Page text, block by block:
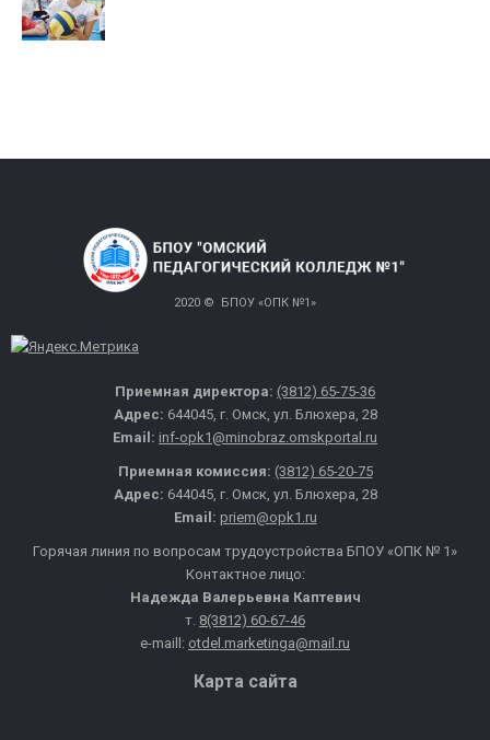
2020 © БПОУ «ОПК №1»
Приемная директора: (3812) 65-75-36
Адрес: 644045, г. Омск, ул. Блюхера, 28
Email: inf-opk1@minobraz.omskportal.ru
Приемная комиссия: (3812) 65-20-75
Адрес: 644045, г. Омск, ул. Блюхера, 28
Email: priem@opk1.ru
Горячая линия по вопросам трудоустройства БПОУ «ОПК № 1»
Контактное лицо:
Надежда Валерьевна Каптевич
т. 8(3812) 60-67-46
e-maill: otdel.marketinga@mail.ru
Карта сайта